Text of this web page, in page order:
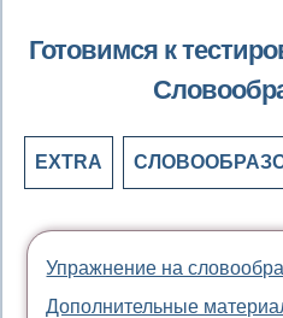
Готовимся к
EXTRA
Упражнение на
Дополнительные